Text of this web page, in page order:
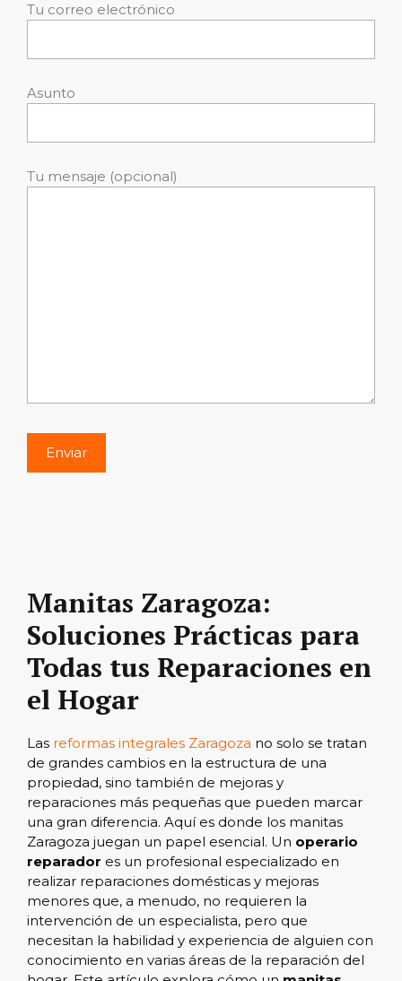
Tu correo electrónico
Asunto
Tu mensaje (opcional)
Manitas Zaragoza:
Soluciones Prácticas para
Todas tus Reparaciones en
el Hogar
Las reformas integrales Zaragoza no solo se tratan
de grandes cambios en la estructura de una
propiedad, sino también de mejoras y
reparaciones más pequeñas que pueden marcar
una gran diferencia. Aquí es donde los manitas
Zaragoza juegan un papel esencial. Un operario
reparador es un profesional especializado en
realizar reparaciones domésticas y mejoras
menores que, a menudo, no requieren la
intervención de un especialista, pero que
necesitan la habilidad y experiencia de alguien con
conocimiento en varias áreas de la reparación del